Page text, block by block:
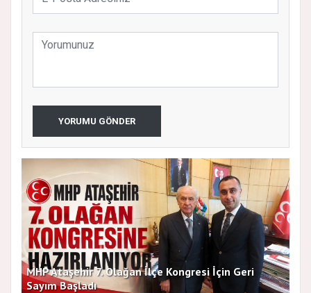
YORUMU GÖNDER
MHP Ataşehir 7. Olağan İlçe Kongresi İçin Geri
Sayım Başladı